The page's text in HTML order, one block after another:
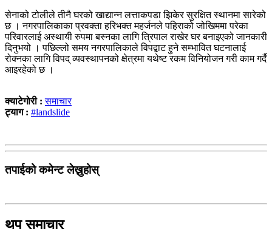
सेनाको टोलीले तीनै घरको खाद्यान्न लत्ताकपडा झिकेर सुरक्षित स्थानमा सारेको
छ । नगरपालिकाका प्रवक्ता हरिभक्त महर्जनले पहिराको जोखिममा परेका
परिवारलाई अस्थायी रुपमा बस्नका लागि त्रिपाल राखेर घर बनाइएको जानकारी
दिनुभयो । पछिल्लो समय नगरपालिकाले विपद्बाट हुने सम्भावित घटनालाई
रोक्नका लागि विपद् व्यवस्थापनको क्षेत्रमा यथेष्ट रकम विनियोजन गरी काम गर्दै
आइरहेको छ ।
क्याटेगोरी :समाचार
ट्याग : #landslide
तपाईको कमेन्ट लेख्नुहोस्
थप समाचार